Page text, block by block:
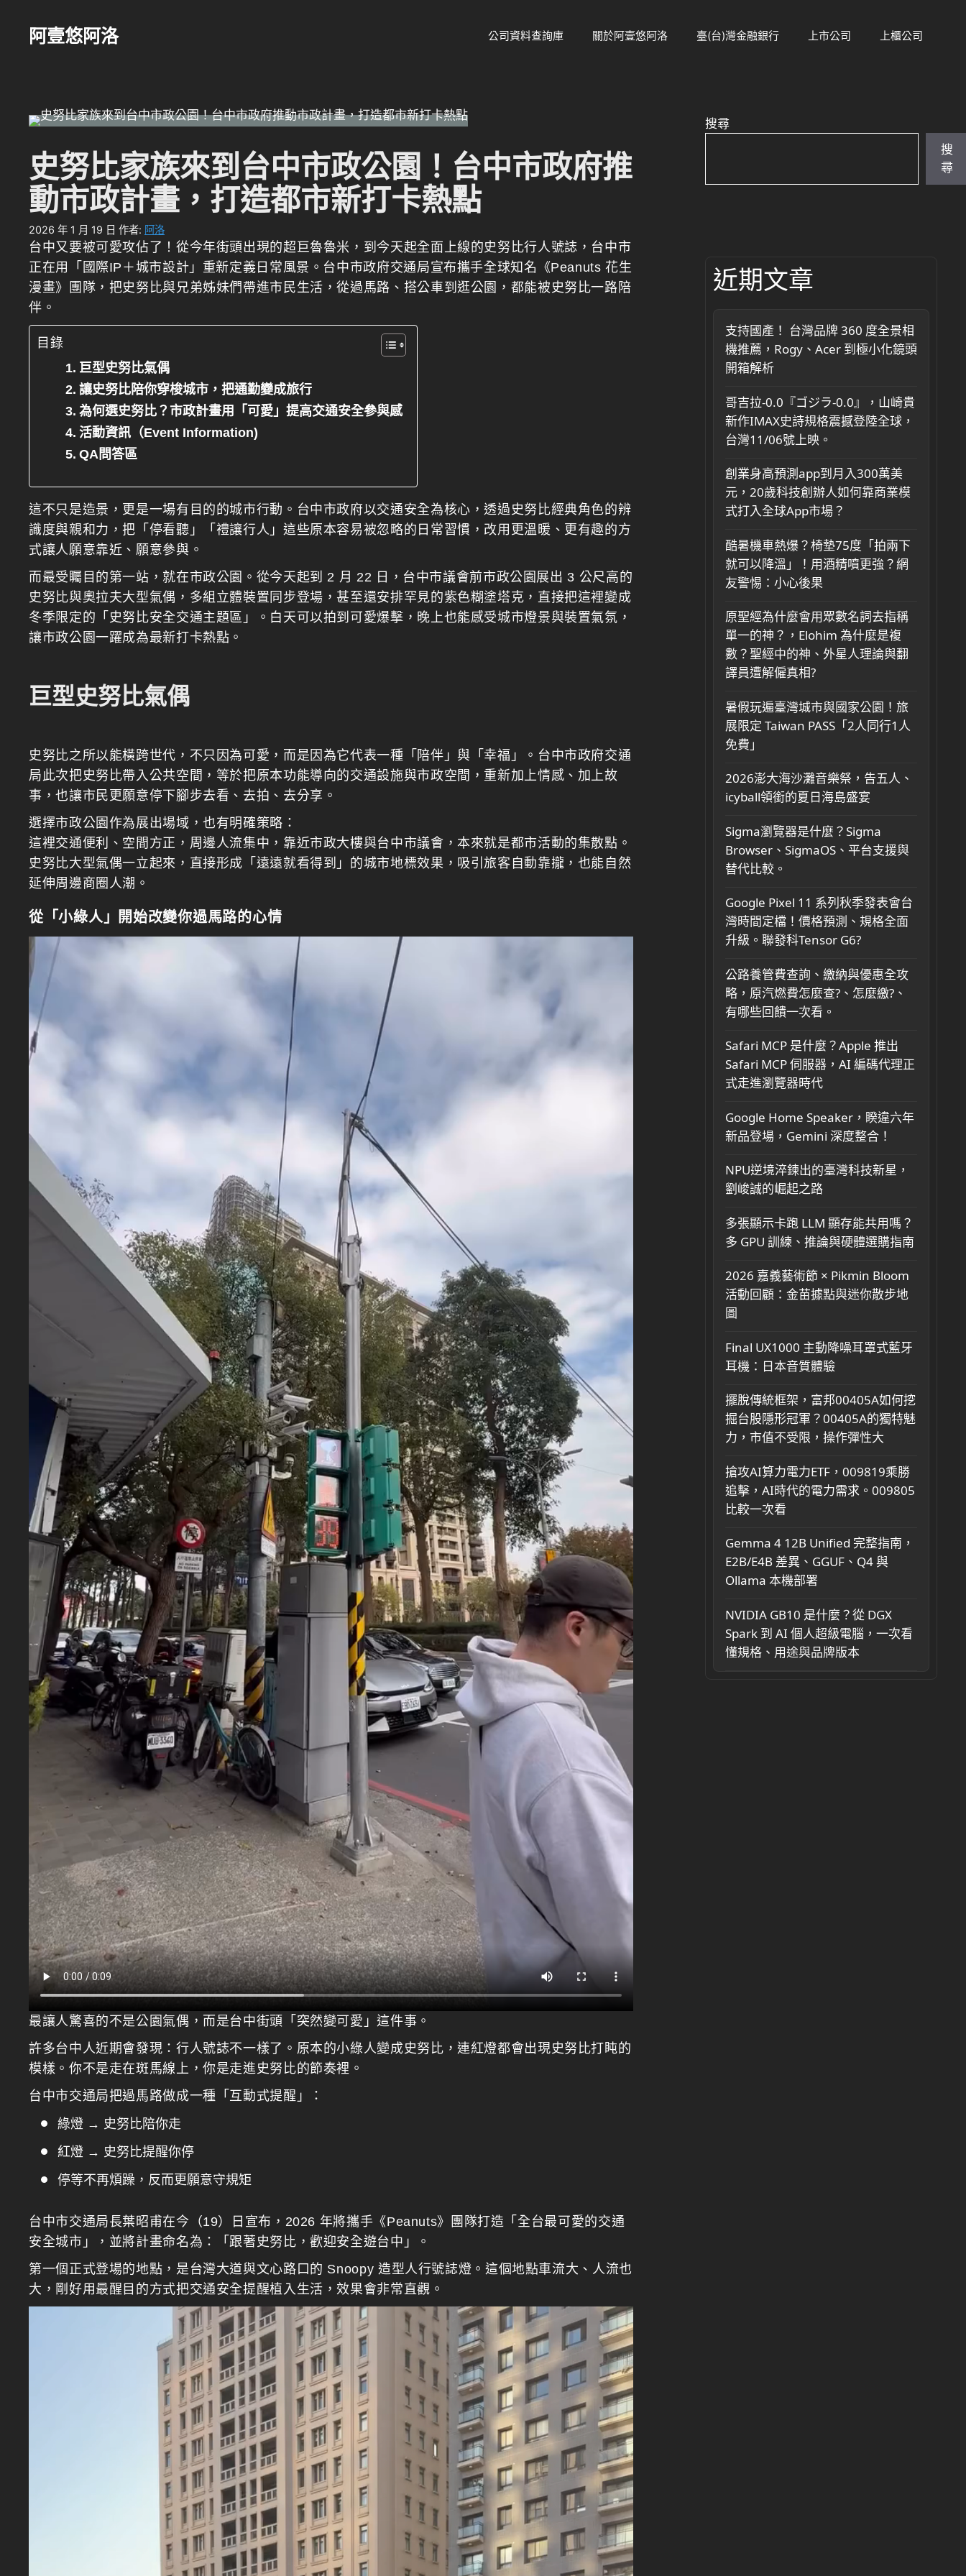
阿壹悠阿洛 公司資料查詢庫 關於阿壹悠阿洛 臺(台)灣金融銀行 上市公司 上櫃公司
史努比家族來到台中市政公園！台中市政府推
動市政計畫，打造都市新打卡熱點
2026 年 1 月 19 日 作者: 阿洛
台中又要被可愛攻佔了！從今年街頭出現的超巨魯魯米，到今天起全面上線的史努比行人號誌，台中市
正在用「國際IP＋城市設計」重新定義日常風景。台中市政府交通局宣布攜手全球知名《Peanuts 花生
漫畫》團隊，把史努比與兄弟姊妹們帶進市民生活，從過馬路、搭公車到逛公園，都能被史努比一路陪
伴。
目錄
巨型史努比氣偶
讓史努比陪你穿梭城市，把通勤變成旅行
為何選史努比？市政計畫用「可愛」提高交通安全參與感
活動資訊（Event Information)
QA問答區
這不只是造景，更是一場有目的的城市行動。台中市政府以交通安全為核心，透過史努比經典角色的辨
識度與親和力，把「停看聽」「禮讓行人」這些原本容易被忽略的日常習慣，改用更溫暖、更有趣的方
式讓人願意靠近、願意參與。
而最受矚目的第一站，就在市政公園。從今天起到 2 月 22 日，台中市議會前市政公園展出 3 公尺高的
史努比與奧拉夫大型氣偶，多組立體裝置同步登場，甚至還安排罕見的紫色糊塗塔克，直接把這裡變成
冬季限定的「史努比安全交通主題區」。白天可以拍到可愛爆擊，晚上也能感受城市燈景與裝置氣氛，
讓市政公園一躍成為最新打卡熱點。
巨型史努比氣偶
史努比之所以能橫跨世代，不只因為可愛，而是因為它代表一種「陪伴」與「幸福」。台中市政府交通
局此次把史努比帶入公共空間，等於把原本功能導向的交通設施與市政空間，重新加上情感、加上故
事，也讓市民更願意停下腳步去看、去拍、去分享。
選擇市政公園作為展出場域，也有明確策略：
這裡交通便利、空間方正，周邊人流集中，靠近市政大樓與台中市議會，本來就是都市活動的集散點。
史努比大型氣偶一立起來，直接形成「遠遠就看得到」的城市地標效果，吸引旅客自動靠攏，也能自然
延伸周邊商圈人潮。
從「小綠人」開始改變你過馬路的心情
最讓人驚喜的不是公園氣偶，而是台中街頭「突然變可愛」這件事。
許多台中人近期會發現：行人號誌不一樣了。原本的小綠人變成史努比，連紅燈都會出現史努比打盹的
模樣。你不是走在斑馬線上，你是走進史努比的節奏裡。
台中市交通局把過馬路做成一種「互動式提醒」：
綠燈 → 史努比陪你走
紅燈 → 史努比提醒你停
停等不再煩躁，反而更願意守規矩
台中市交通局長葉昭甫在今（19）日宣布，2026 年將攜手《Peanuts》團隊打造「全台最可愛的交通
安全城市」，並將計畫命名為：「跟著史努比，歡迎安全遊台中」。
第一個正式登場的地點，是台灣大道與文心路口的 Snoopy 造型人行號誌燈。這個地點車流大、人流也
大，剛好用最醒目的方式把交通安全提醒植入生活，效果會非常直觀。
搜尋
搜
尋
近期文章
支持國產！ 台灣品牌 360 度全景相
機推薦，Rogy、Acer 到極小化鏡頭
開箱解析
哥吉拉-0.0『ゴジラ-0.0』，山崎貴
新作IMAX史詩規格震撼登陸全球，
台灣11/06號上映。
創業身高預測app到月入300萬美
元，20歲科技創辦人如何靠商業模
式打入全球App市場？
酷暑機車熱爆？椅墊75度「拍兩下
就可以降溫」！用酒精噴更強？網
友警惕：小心後果
原聖經為什麼會用眾數名詞去指稱
單一的神？，Elohim 為什麼是複
數？聖經中的神、外星人理論與翻
譯員遭解僱真相?
暑假玩遍臺灣城市與國家公園！旅
展限定 Taiwan PASS「2人同行1人
免費」
2026澎大海沙灘音樂祭，告五人、
icyball領銜的夏日海島盛宴
Sigma瀏覽器是什麼？Sigma
Browser、SigmaOS、平台支援與
替代比較。
Google Pixel 11 系列秋季發表會台
灣時間定檔！價格預測、規格全面
升級。聯發科Tensor G6?
公路養管費查詢、繳納與優惠全攻
略，原汽燃費怎麼查?、怎麼繳?、
有哪些回饋一次看。
Safari MCP 是什麼？Apple 推出
Safari MCP 伺服器，AI 編碼代理正
式走進瀏覽器時代
Google Home Speaker，睽違六年
新品登場，Gemini 深度整合！
NPU逆境淬鍊出的臺灣科技新星，
劉峻誠的崛起之路
多張顯示卡跑 LLM 顯存能共用嗎？
多 GPU 訓練、推論與硬體選購指南
2026 嘉義藝術節 × Pikmin Bloom
活動回顧：金苗據點與迷你散步地
圖
Final UX1000 主動降噪耳罩式藍牙
耳機：日本音質體驗
擺脫傳統框架，富邦00405A如何挖
掘台股隱形冠軍？00405A的獨特魅
力，市值不受限，操作彈性大
搶攻AI算力電力ETF，009819乘勝
追擊，AI時代的電力需求。009805
比較一次看
Gemma 4 12B Unified 完整指南，
E2B/E4B 差異、GGUF、Q4 與
Ollama 本機部署
NVIDIA GB10 是什麼？從 DGX
Spark 到 AI 個人超級電腦，一次看
懂規格、用途與品牌版本